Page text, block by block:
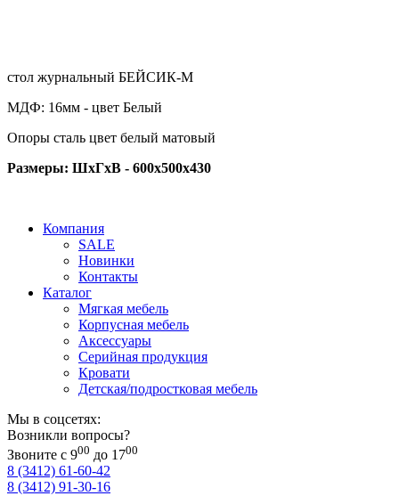
стол журнальный БЕЙСИК-M
МДФ: 16мм - цвет Белый
Опоры сталь цвет белый матовый
Размеры: ШхГхВ - 600х500х430
Компания
SALE
Новинки
Контакты
Каталог
Мягкая мебель
Корпусная мебель
Аксессуары
Серийная продукция
Кровати
Детская/подростковая мебель
Мы в соцсетях:
Возникли вопросы?
Звоните с 900 до 1700
8 (3412) 61-60-42
8 (3412) 91-30-16